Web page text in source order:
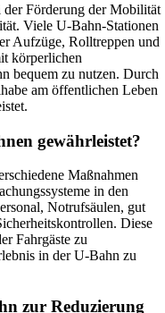
Förderung der Mobilität
Viele U-Bahn-Stationen
Aufzüge, Rolltreppen und
körperlichen
bequem zu nutzen. Durch
am öffentlichen Leben
gewährleistet?
Maßnahmen
in den
Notrufsäulen, gut
Diese
Fahrgäste zu
in der U-Bahn zu
zur Reduzierung